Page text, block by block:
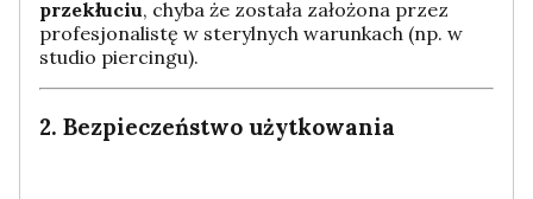
przekłuciu, chyba że została założona przez
profesjonalistę w sterylnych warunkach (np. w
studio piercingu).
2. Bezpieczeństwo użytkowania